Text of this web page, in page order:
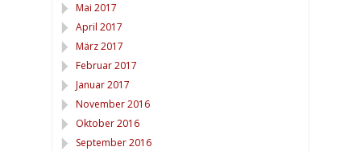
Mai 2017
April 2017
März 2017
Februar 2017
Januar 2017
November 2016
Oktober 2016
September 2016